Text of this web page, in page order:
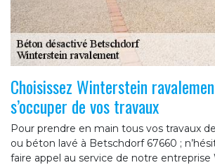
Choisissez Winterstein
s’occuper de vos travaux
Pour prendre en main tous vos travaux
ou béton lavé à Betschdorf 67660 ;
faire appel au service de notre